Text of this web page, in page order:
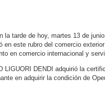
la tarde de hoy, martes 13 de
en este rubro del comercio
en comercio internacional y
LIGUORI DENDI adquirió la
en adquirir la condición de